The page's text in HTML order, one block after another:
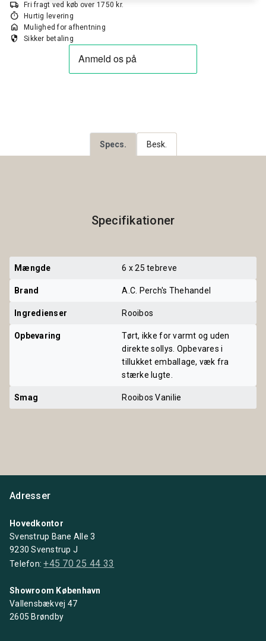
local_shipping Fri fragt ved køb over 1750 kr.
timer Hurtig levering
home Mulighed for afhentning
security Sikker betaling
Specs. Besk.
Specifikationer
Mængde 6 x 25 tebreve
Brand A.C. Perch's Thehandel
Ingredienser Rooibos
Opbevaring
Tørt, ikke for varmt og uden
direkte sollys. Opbevares i
tillukket emballage, væk fra
stærke lugte.
Smag Rooibos Vanilie
Adresser
Hovedkontor
Svenstrup Bane Alle 3
9230 Svenstrup J
Telefon:+45 70 25 44 33
Showroom København
Vallensbækvej 47
2605 Brøndby